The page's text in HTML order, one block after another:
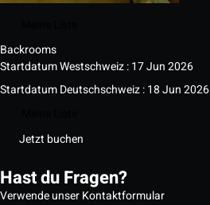
Backrooms
Startdatum Westschweiz : 17 Jun 2026
Startdatum Deutschschweiz : 18 Jun 2026
Jetzt buchen
Hast du Fragen?
Verwende unser Kontaktformular